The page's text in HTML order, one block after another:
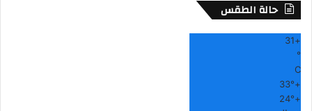
حالة الطقس
+
31
°
C
+
33°
+
24°